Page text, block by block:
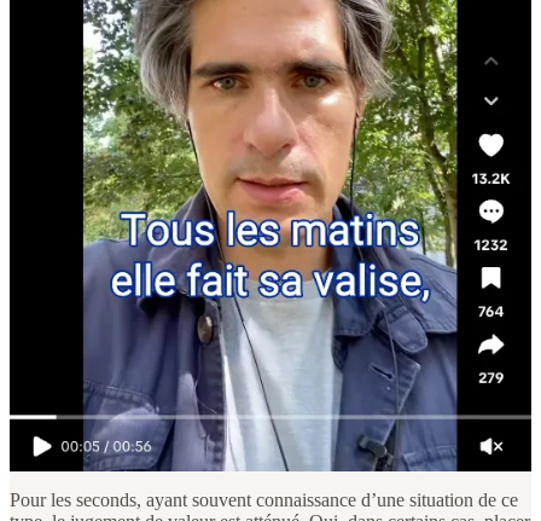
L’analyse des commentaires est, en l’espèce, une mine d’information
pour quiconque travaille dans ce secteur ou souhaite le renouveler.
Sur le short “Chirac”, les commentateurs pensent que Chirac et
Johnny sont morts chez eux parce qu’ils étaient assez riches pour
échapper à l’EPHAD. Je ne détaille pas le contre-argument à cette
affirmation. Je ne fais que poser le constat. Si vous développez des
alternatives à l’EHPAD, sachez qu’il y a là une audience et un truc à
Un clivage s’est créé dans les commentaires entre ceux qui ne
mettraient pas leurs parents à l’EHPAD et ceux qui l’ont fait ou
comprennent ceux qui le font.
Pour les premiers, c’est inenvisageable et souvent ils appuient leur
argumentaire sur des principes culturels car dans leur pays
(d’origine), on ne fait pas ça. Ou sur des convictions d’autant plus
fortes qu’elles ne sont pas contraintes par la réalité d’une situation.
Si votre père qui vit seul à 300 km est atteint
d’Alzheimer, votre considération des options est bien
différente.
Pour les seconds, ayant souvent connaissance d’une situation de ce